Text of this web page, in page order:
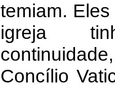
temiam.
igreja
Concílio